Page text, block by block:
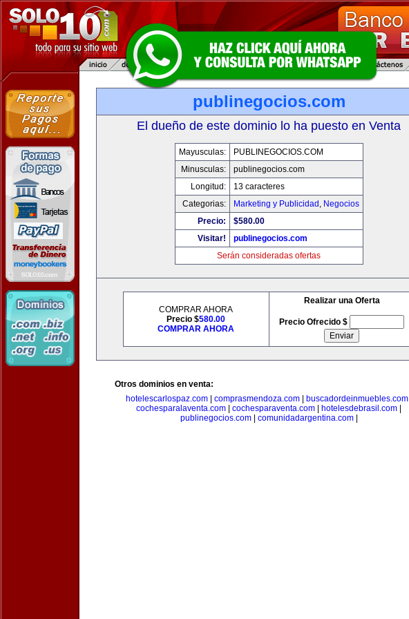
publinegocios.com
El dueño de este dominio lo ha puesto en Venta
Mayusculas:
PUBLINEGOCIOS.COM
Minusculas:
publinegocios.com
Longitud:
13 caracteres
Categorias:
Marketing y Publicidad , Negocios
Precio:
$580.00
Visitar!
publinegocios.com
Serán consideradas ofertas
COMPRAR AHORA
Precio $580.00
COMPRAR AHORA
Realizar una Oferta
Precio Ofrecido $
Otros dominios en venta:
hotelescarlospaz.com| comprasmendoza.com| buscadordeinmuebles.com|
cochesparalaventa.com
cochesparaventa.com hotelesdebrasil.com
publinegocios.com| comunidadargentina.com|